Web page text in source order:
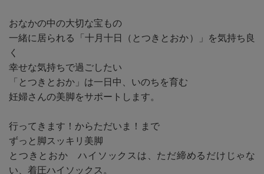
おなかの中の大切な宝もの
一緒に居られる「十月十日（とつきとおか）」を気持ち良
く
幸せな気持ちで過ごしたい
「とつきとおか」は一日中、いのちを育む
妊婦さんの美脚をサポートします。
行ってきます！からただいま！まで
ずっと脚スッキリ美脚
とつきとおか ハイソックスは、ただ締めるだけじゃな
い、着圧ハイソックス。